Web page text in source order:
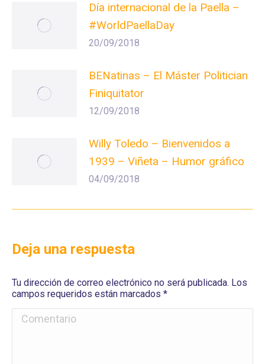
Día internacional de la Paella –
#WorldPaellaDay
20/09/2018
BENatinas – El Máster Politician
Finiquitator
12/09/2018
Willy Toledo – Bienvenidos a
1939 – Viñeta – Humor gráfico
04/09/2018
Deja una respuesta
Tu dirección de correo electrónico no será publicada. Los
campos requeridos están marcados *
Comentario